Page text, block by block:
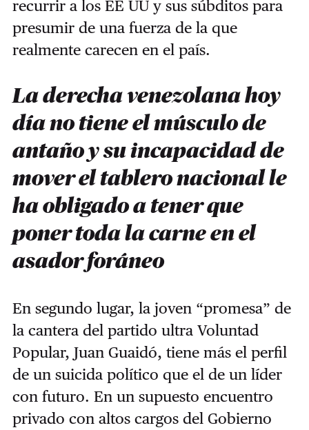
recurrir a los EE UU y sus súbditos para
presumir de una fuerza de la que
realmente carecen en el país.
La derecha venezolana hoy
día no tiene el músculo de
antaño y su incapacidad de
mover el tablero nacional le
ha obligado a tener que
poner toda la carne en el
asador foráneo
En segundo lugar, la joven “promesa” de
la cantera del partido ultra Voluntad
Popular, Juan Guaidó, tiene más el perfil
de un suicida político que el de un líder
con futuro. En un supuesto encuentro
privado con altos cargos del Gobierno